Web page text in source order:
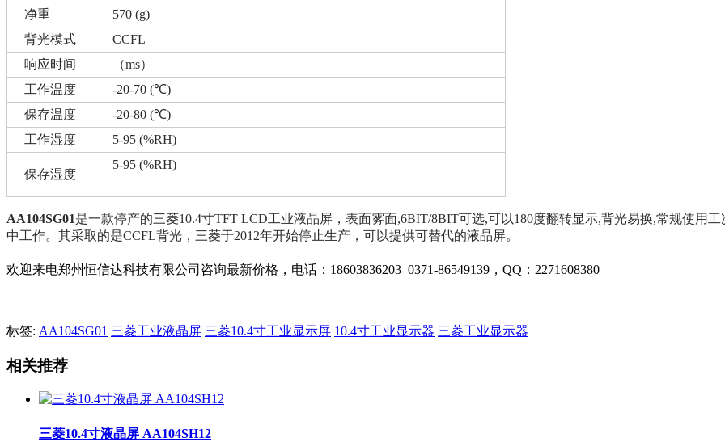
净重
570 (g)
背光模式
CCFL
响应时间
（ms）
工作温度
-20-70 (℃)
保存温度
-20-80 (℃)
工作湿度
5-95 (%RH)
保存湿度
5-95 (%RH)
AA104SG01是一款停产的三菱10.4寸TFT LCD工业液晶屏，表面雾面,6BIT/8BIT可选,可以180度翻转显示,背光易换,常规使用
中工作。其采取的是CCFL背光，三菱于2012年开始停止生产，可以提供可替代的液晶屏。
欢迎来电郑州恒信达科技有限公司咨询最新价格，电话：18603836203 0371-86549139，QQ：2271608380
标签: AA104SG01 三菱工业液晶屏 三菱10.4寸工业显示屏 10.4寸工业显示器 三菱工业显示器
相关推荐
三菱10.4寸液晶屏 AA104SH12